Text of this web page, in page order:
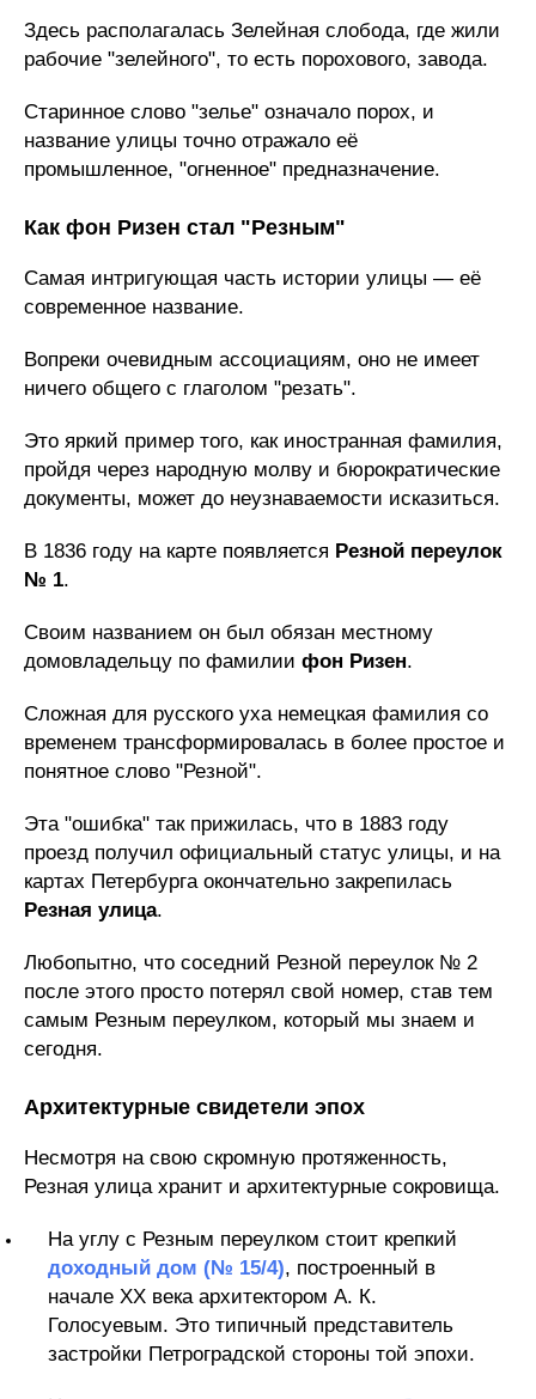
Здесь располагалась Зелейная слобода, где жили
рабочие "зелейного", то есть порохового, завода.
Старинное слово "зелье" означало порох, и
название улицы точно отражало её
промышленное, "огненное" предназначение.
Как фон Ризен стал "Резным"
Самая интригующая часть истории улицы — её
современное название.
Вопреки очевидным ассоциациям, оно не имеет
ничего общего с глаголом "резать".
Это яркий пример того, как иностранная фамилия,
пройдя через народную молву и бюрократические
документы, может до неузнаваемости исказиться.
В 1836 году на карте появляется Резной переулок
№ 1.
Своим названием он был обязан местному
домовладельцу по фамилии фон Ризен.
Сложная для русского уха немецкая фамилия со
временем трансформировалась в более простое и
понятное слово "Резной".
Эта "ошибка" так прижилась, что в 1883 году
проезд получил официальный статус улицы, и на
картах Петербурга окончательно закрепилась
Резная улица.
Любопытно, что соседний Резной переулок № 2
после этого просто потерял свой номер, став тем
самым Резным переулком, который мы знаем и
сегодня.
Архитектурные свидетели эпох
Несмотря на свою скромную протяженность,
Резная улица хранит и архитектурные сокровища.
На углу с Резным переулком стоит крепкий
доходный дом (№ 15/4), построенный в
начале XX века архитектором А. К.
Голосуевым. Это типичный представитель
застройки Петроградской стороны той эпохи.